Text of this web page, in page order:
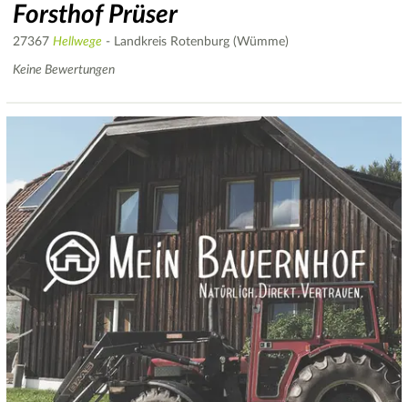
Forsthof Prüser
27367 Hellwege - Landkreis Rotenburg (Wümme)
Keine Bewertungen